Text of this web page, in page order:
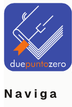
Naviga